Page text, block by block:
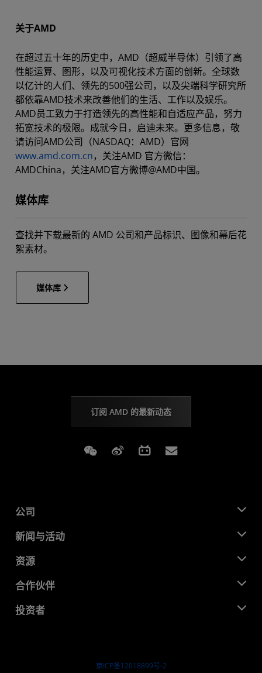
关于AMD
在超过五十年的历史中，AMD（超威半导体）引领了高
性能运算、图形，以及可视化技术方面的创新。全球数
以亿计的人们、领先的500强公司，以及尖端科学研究所
都依靠AMD技术来改善他们的生活、工作以及娱乐。
AMD员工致力于打造领先的高性能和自适应产品，努力
拓宽技术的极限。成就今日，启迪未来。更多信息，敬
请访问AMD公司（NASDAQ：AMD）官网
www.amd.com.cn，关注AMD 官方微信：
AMDChina，关注AMD官方微博@AMD中国。
媒体库
查找并下载最新的 AMD 公司和产品标识、图像和幕后花
絮素材。
媒体库
订阅 AMD 的最新动态
Weixin Weibo Bilibili
公司
关于 AMD
企业责任
就业机会
联系我们
新闻与活动
新闻中心
媒体库
资源
开发中心
成功案例
合作伙伴
AMD 合作伙伴中心
投资者
京ICP备12018899号-2